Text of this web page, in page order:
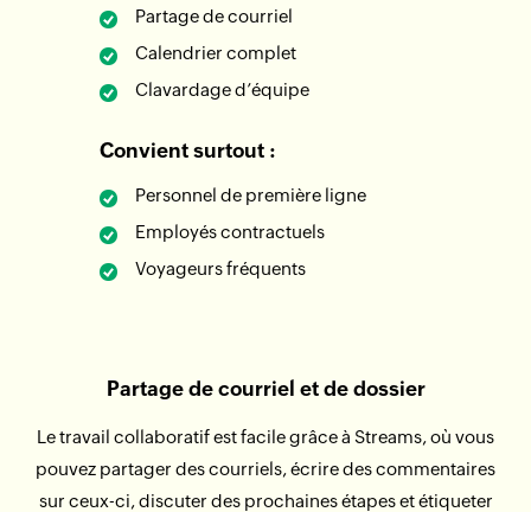
Partage de courriel
Calendrier complet
Clavardage d’équipe
Convient surtout :
Personnel de première ligne
Employés contractuels
Voyageurs fréquents
Partage de courriel et de dossier
Le travail collaboratif est facile grâce à Streams, où vous
pouvez partager des courriels, écrire des commentaires
sur ceux-ci, discuter des prochaines étapes et étiqueter